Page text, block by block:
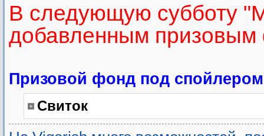
В следующую субботу
добавленным
Призовой фонд под
Свиток